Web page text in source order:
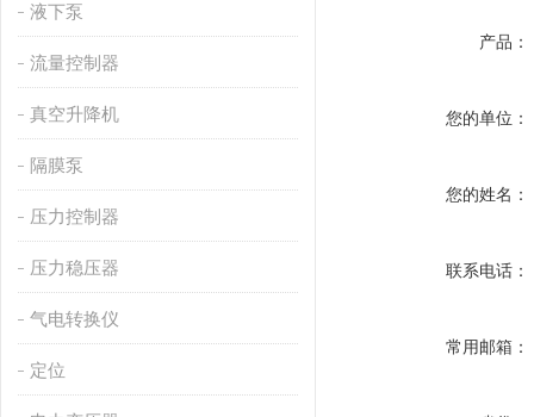
液下泵
流量控制器
真空升降机
隔膜泵
压力控制器
压力稳压器
气电转换仪
定位
产品：
您的单位：
您的姓名：
联系电话：
常用邮箱：